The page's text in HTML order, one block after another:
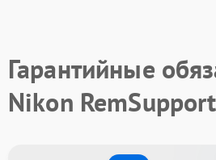
Гарантийные
Nikon RemSupport